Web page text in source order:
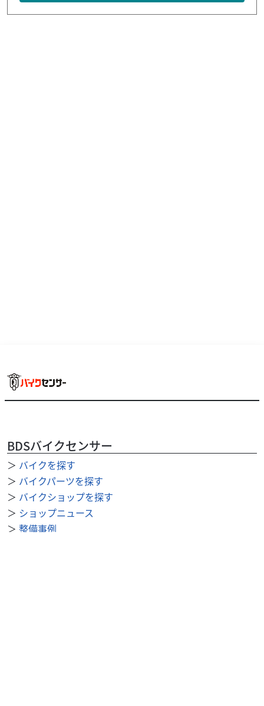
BDSバイクセンサー
＞ バイクを探す
＞ バイクパーツを探す
＞ バイクショップを探す
＞ ショップニュース
＞ 整備事例